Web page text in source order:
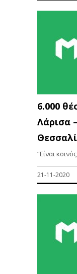
6.000
Λάρισα
“Είναι
21-11-2020